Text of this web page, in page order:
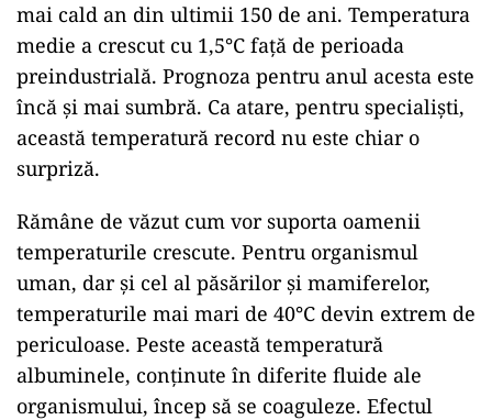
mai cald an din ultimii 150 de ani. Temperatura
medie a crescut cu 1,5°C față de perioada
preindustrială. Prognoza pentru anul acesta este
încă și mai sumbră. Ca atare, pentru specialiști,
această temperatură record nu este chiar o
surpriză.
Rămâne de văzut cum vor suporta oamenii
temperaturile crescute. Pentru organismul
uman, dar și cel al păsărilor și mamiferelor,
temperaturile mai mari de 40°C devin extrem de
periculoase. Peste această temperatură
albuminele, conținute în diferite fluide ale
organismului, încep să se coaguleze. Efectul